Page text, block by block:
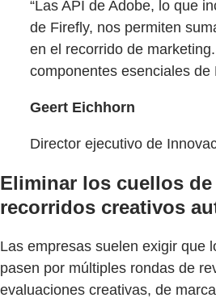
“Las API de Adobe, lo que
de Firefly, nos permiten
en el recorrido de
componentes esenciales de
Geert Eichhorn
Director ejecutivo de
Eliminar los cuellos
recorridos creativos
Las empresas suelen exigir que
pasen por múltiples rondas de
evaluaciones creativas, de